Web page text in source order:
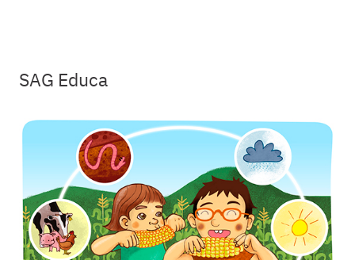
SAG Educa